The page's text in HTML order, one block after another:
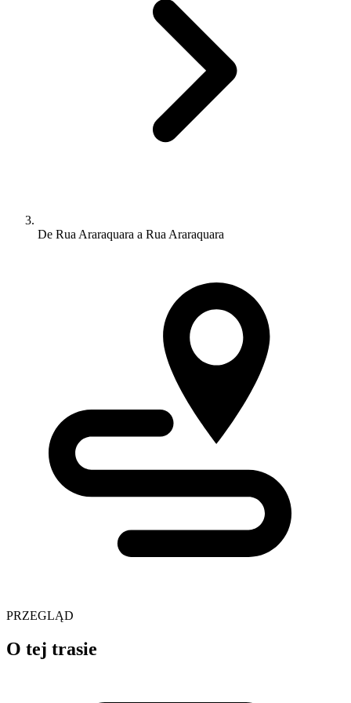
De Rua Araraquara a Rua Araraquara
PRZEGLĄD
O tej trasie